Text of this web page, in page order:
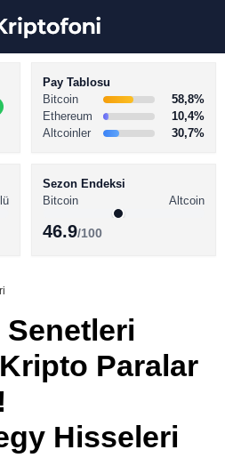
Youtube
TikTok
Pay Tablosu
Bitcoin
58,8%
Ethereum
10,4%
Altcoinler
30,7%
Sezon Endeksi
Bitcoin
Altcoin
46.9/100
Paralar
Hisseleri